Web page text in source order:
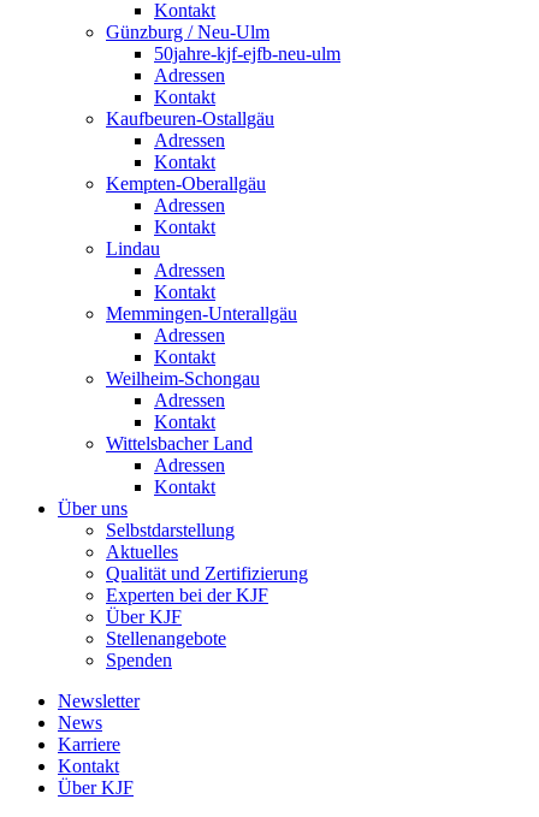
Kontakt
Günzburg / Neu-Ulm
50jahre-kjf-ejfb-neu-ulm
Adressen
Kontakt
Kaufbeuren-Ostallgäu
Adressen
Kontakt
Kempten-Oberallgäu
Adressen
Kontakt
Lindau
Adressen
Kontakt
Memmingen-Unterallgäu
Adressen
Kontakt
Weilheim-Schongau
Adressen
Kontakt
Wittelsbacher Land
Adressen
Kontakt
Über uns
Selbstdarstellung
Aktuelles
Qualität und Zertifizierung
Experten bei der KJF
Über KJF
Stellenangebote
Spenden
Newsletter
News
Karriere
Kontakt
Über KJF